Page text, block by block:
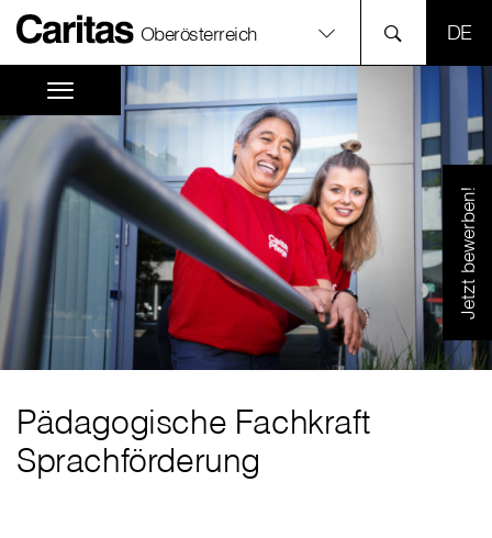
Oberösterreich
Jetzt bewerben!
Pädagogische Fachkraft
Sprachförderung